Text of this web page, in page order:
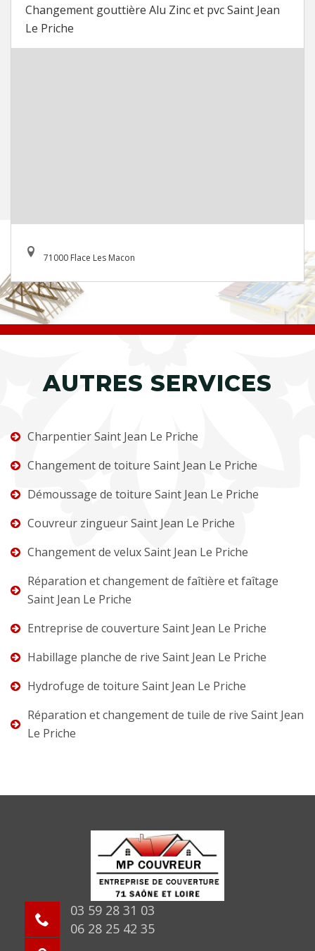
Changement gouttière Alu Zinc et pvc Saint Jean
Le Priche
71000 Flace Les Macon
AUTRES SERVICES
Charpentier Saint Jean Le Priche
Changement de toiture Saint Jean Le Priche
Démoussage de toiture Saint Jean Le Priche
Couvreur zingueur Saint Jean Le Priche
Changement de velux Saint Jean Le Priche
Réparation et changement de faîtière et faîtage
Saint Jean Le Priche
Entreprise de couverture Saint Jean Le Priche
Habillage planche de rive Saint Jean Le Priche
Hydrofuge de toiture Saint Jean Le Priche
Réparation et changement de tuile de rive Saint Jean
Le Priche
03 59 28 31 03
06 28 25 42 35